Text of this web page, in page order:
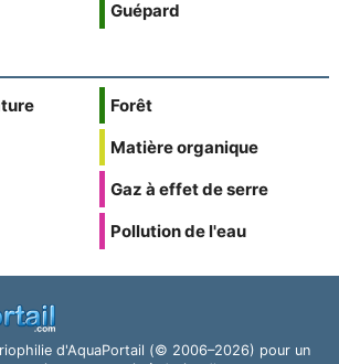
Guépard
Forêt
Matière organique
Gaz à effet de serre
Pollution de l'eau
d'AquaPortail (© 2006–2026) pour un